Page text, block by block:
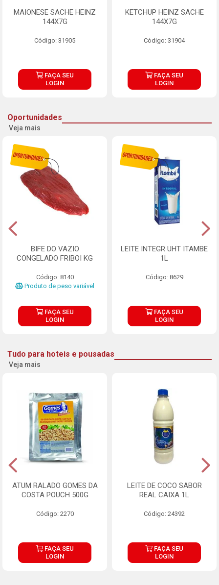
MAIONESE SACHE HEINZ
144X7G
Código: 31905
FAÇA SEU
LOGIN
KETCHUP HEINZ SACHE
144X7G
Código: 31904
FAÇA SEU
LOGIN
Oportunidades
Veja mais
BIFE DO VAZIO
CONGELADO FRIBOI KG
Código: 8140
Produto de peso variável
FAÇA SEU
LOGIN
LEITE INTEGR UHT ITAMBE
1L
Código: 8629
FAÇA SEU
LOGIN
Tudo para hoteis e pousadas
Veja mais
ATUM RALADO GOMES DA
COSTA POUCH 500G
Código: 2270
FAÇA SEU
LOGIN
LEITE DE COCO SABOR
REAL CAIXA 1L
Código: 24392
FAÇA SEU
LOGIN